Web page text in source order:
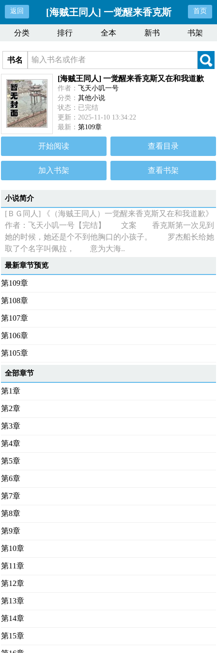
返回 [海贼王同人] 一觉醒来香克斯
又在和我道歉
首页
分类 排行 全本 新书 书架
书名
[海贼王同人] 一觉醒来香克斯又在和我道歉
作者：
飞天小叽一号
分类：其他小说
状态：已完结
更新：2025-11-10 13:34:22
最新：第109章
开始阅读 查看目录
加入书架 查看书架
小说简介
[ＢＧ同人] 《（海贼王同人）一觉醒来香克斯又在和我道歉》
作者：飞天小叽一号【完结】 文案 香克斯第一次见到
她的时候，她还是个不到他胸口的小孩子。 罗杰船长给她
取了个名字叫佩拉， 意为大海..
最新章节预览
第109章
第108章
第107章
第106章
第105章
全部章节
第1章
第2章
第3章
第4章
第5章
第6章
第7章
第8章
第9章
第10章
第11章
第12章
第13章
第14章
第15章